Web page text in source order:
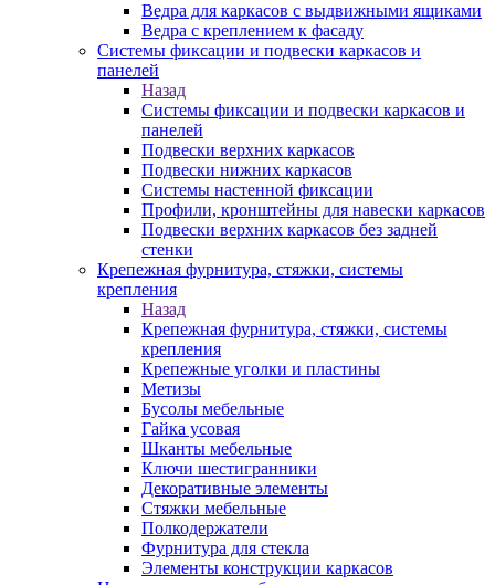
Ведра для каркасов с выдвижными ящиками
Ведра с креплением к фасаду
Системы фиксации и подвески каркасов и
панелей
Назад
Системы фиксации и подвески каркасов и
панелей
Подвески верхних каркасов
Подвески нижних каркасов
Системы настенной фиксации
Профили, кронштейны для навески каркасов
Подвески верхних каркасов без задней
стенки
Крепежная фурнитура, стяжки, системы
крепления
Назад
Крепежная фурнитура, стяжки, системы
крепления
Крепежные уголки и пластины
Метизы
Бусолы мебельные
Гайка усовая
Шканты мебельные
Ключи шестигранники
Декоративные элементы
Стяжки мебельные
Полкодержатели
Фурнитура для стекла
Элементы конструкции каркасов